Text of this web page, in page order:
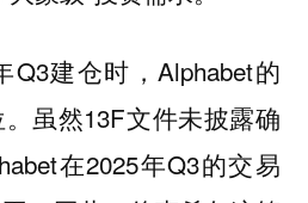
Q3建仓时，Alphabet的
虽然13F文件未披露确
在2025年Q3的交易